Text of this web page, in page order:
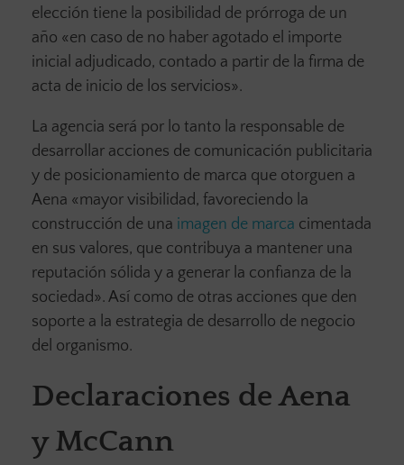
elección tiene la posibilidad de prórroga de un
año «en caso de no haber agotado el importe
inicial adjudicado, contado a partir de la firma de
acta de inicio de los servicios».
La agencia será por lo tanto la responsable de
desarrollar acciones de comunicación publicitaria
y de posicionamiento de marca que otorguen a
Aena «mayor visibilidad, favoreciendo la
construcción de una imagen de marca cimentada
en sus valores, que contribuya a mantener una
reputación sólida y a generar la confianza de la
sociedad». Así como de otras acciones que den
soporte a la estrategia de desarrollo de negocio
del organismo.
Declaraciones de Aena
y McCann